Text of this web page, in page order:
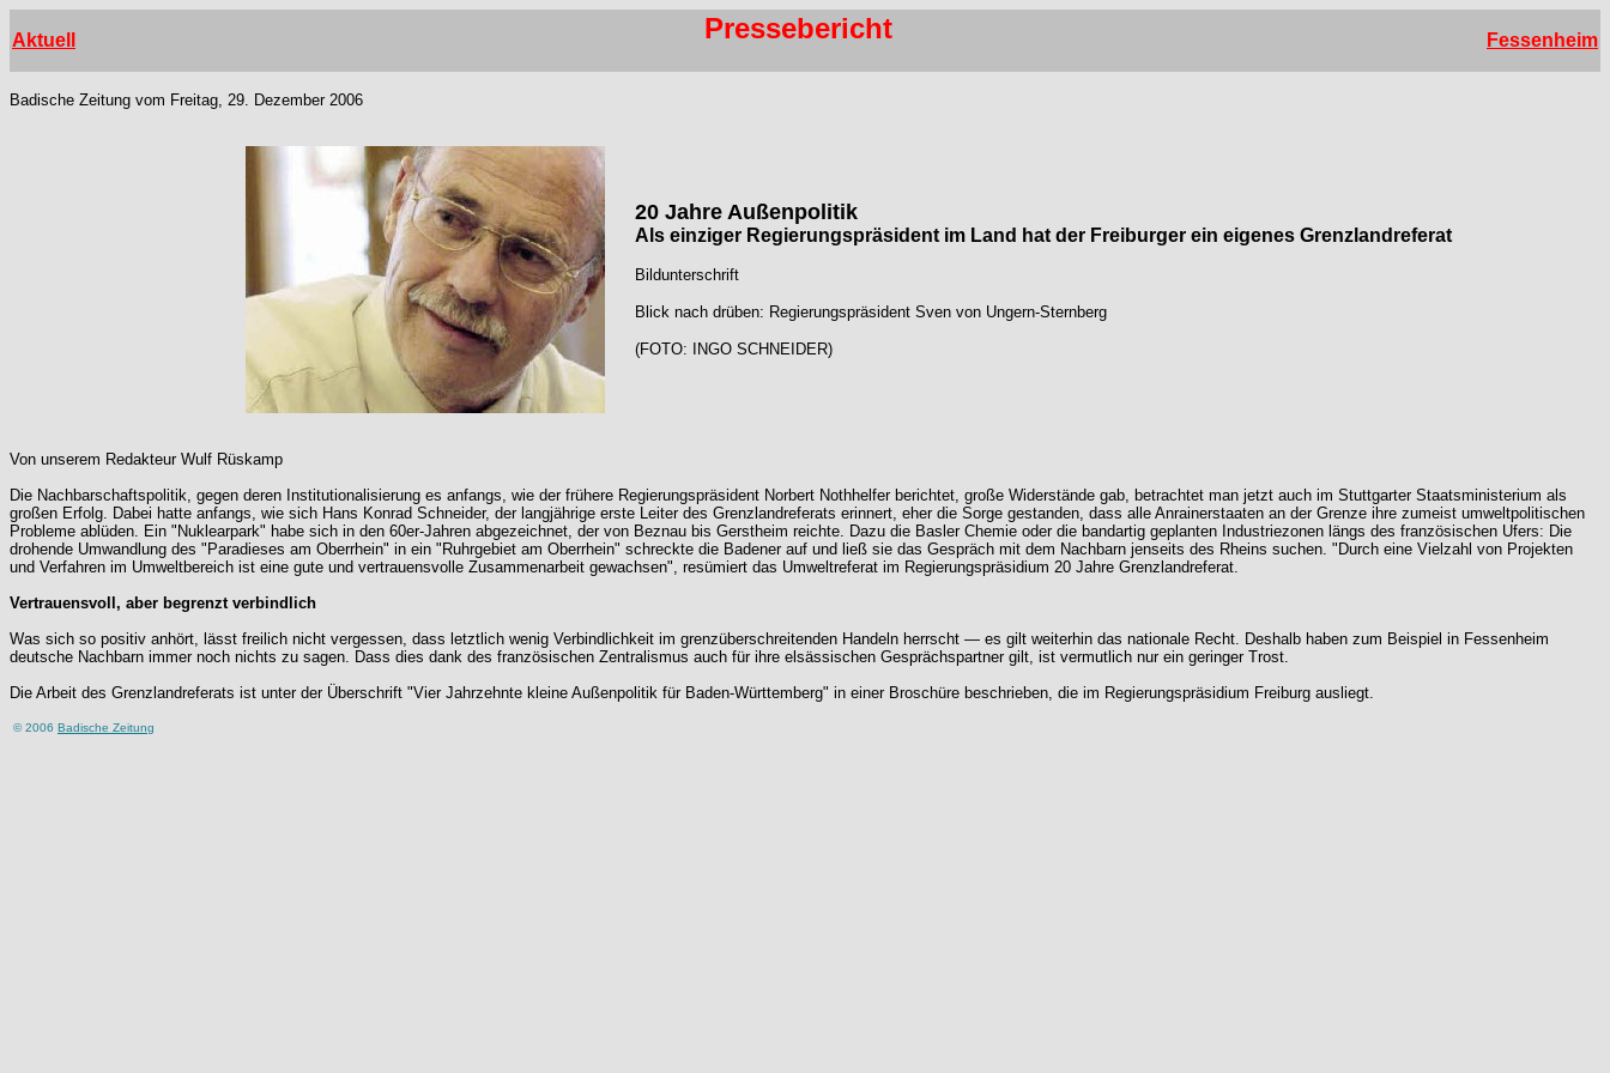
Aktuell Pressebericht Fessenheim
Badische Zeitung vom Freitag, 29. Dezember 2006
20 Jahre Außenpolitik
Als einziger Regierungspräsident im Land hat der Freiburger ein eigenes Grenzlandreferat
Bildunterschrift
Blick nach drüben: Regierungspräsident Sven von Ungern-Sternberg
(FOTO: INGO SCHNEIDER)
Von unserem Redakteur Wulf Rüskamp
Die Nachbarschaftspolitik, gegen deren Institutionalisierung es anfangs, wie der frühere Regierungspräsident Norbert Nothhelfer berichtet, große Widerstände gab, betrachtet man jetzt auch im Stuttgarter Staatsministerium als
großen Erfolg. Dabei hatte anfangs, wie sich Hans Konrad Schneider, der langjährige erste Leiter des Grenzlandreferats erinnert, eher die Sorge gestanden, dass alle Anrainerstaaten an der Grenze ihre zumeist umweltpolitischen
Probleme ablüden. Ein "Nuklearpark" habe sich in den 60er-Jahren abgezeichnet, der von Beznau bis Gerstheim reichte. Dazu die Basler Chemie oder die bandartig geplanten Industriezonen längs des französischen Ufers: Die
drohende Umwandlung des "Paradieses am Oberrhein" in ein "Ruhrgebiet am Oberrhein" schreckte die Badener auf und ließ sie das Gespräch mit dem Nachbarn jenseits des Rheins suchen. "Durch eine Vielzahl von Projekten
und Verfahren im Umweltbereich ist eine gute und vertrauensvolle Zusammenarbeit gewachsen", resümiert das Umweltreferat im Regierungspräsidium 20 Jahre Grenzlandreferat.
Vertrauensvoll, aber begrenzt verbindlich
Was sich so positiv anhört, lässt freilich nicht vergessen, dass letztlich wenig Verbindlichkeit im grenzüberschreitenden Handeln herrscht — es gilt weiterhin das nationale Recht. Deshalb haben zum Beispiel in Fessenheim
deutsche Nachbarn immer noch nichts zu sagen. Dass dies dank des französischen Zentralismus auch für ihre elsässischen Gesprächspartner gilt, ist vermutlich nur ein geringer Trost.
Die Arbeit des Grenzlandreferats ist unter der Überschrift "Vier Jahrzehnte kleine Außenpolitik für Baden-Württemberg" in einer Broschüre beschrieben, die im Regierungspräsidium Freiburg ausliegt.
© 2006 Badische Zeitung